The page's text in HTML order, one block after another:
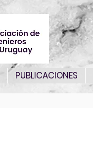
PUBLICACIONES